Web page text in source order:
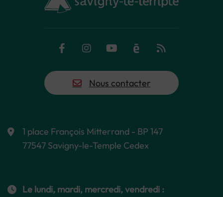
FacebookInstagramYouTubeCalaméoFlux RSS
Nous contacter
1 place François Mitterrand - BP 147
77547 Savigny-le-Temple Cedex
Le lundi, mardi, mercredi, vendredi :